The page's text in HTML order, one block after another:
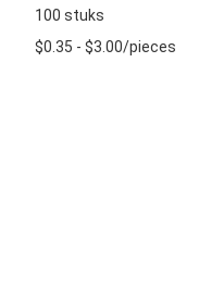
100 stuks
$0.35 - $3.00/pieces